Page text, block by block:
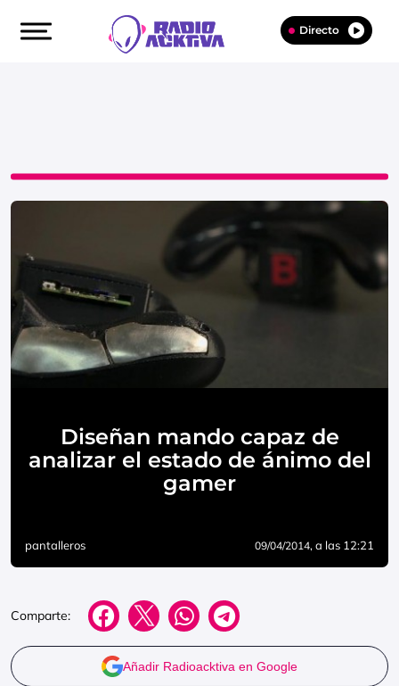
Directo
Diseñan mando capaz de
analizar el estado de ánimo del
gamer
pantalleros 09/04/2014, a las 12:21
Comparte:
Añadir Radioacktiva en Google